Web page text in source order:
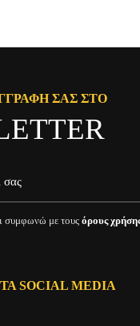
ΣΑΣ ΣΤΟ
συμφωνώ με τουςόρους
SOCIAL MEDIA